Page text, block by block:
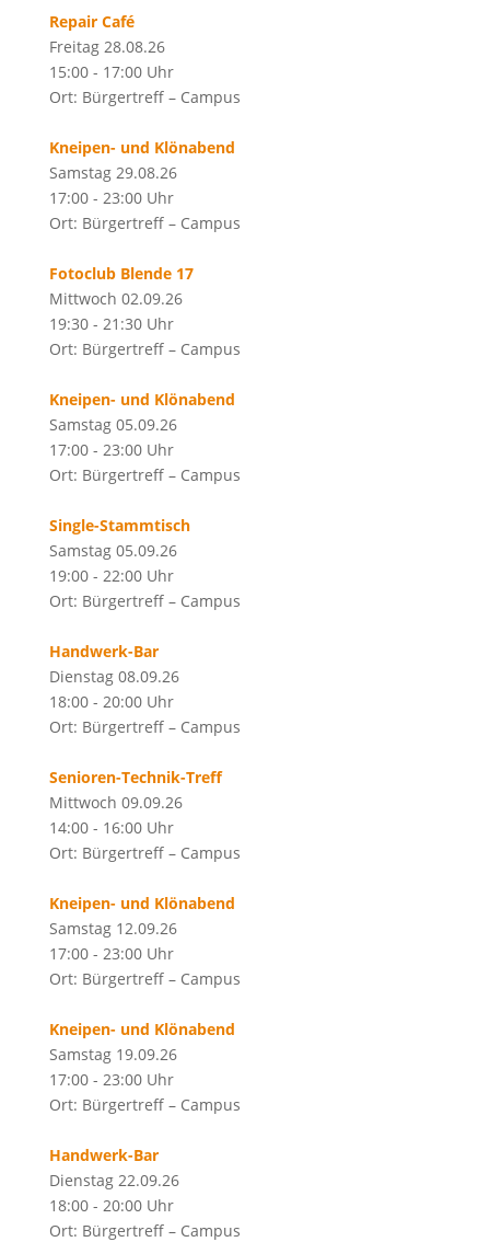
Repair Café
Freitag 28.08.26
15:00 - 17:00 Uhr
Ort: Bürgertreff – Campus
Kneipen- und Klönabend
Samstag 29.08.26
17:00 - 23:00 Uhr
Ort: Bürgertreff – Campus
Fotoclub Blende 17
Mittwoch 02.09.26
19:30 - 21:30 Uhr
Ort: Bürgertreff – Campus
Kneipen- und Klönabend
Samstag 05.09.26
17:00 - 23:00 Uhr
Ort: Bürgertreff – Campus
Single-Stammtisch
Samstag 05.09.26
19:00 - 22:00 Uhr
Ort: Bürgertreff – Campus
Handwerk-Bar
Dienstag 08.09.26
18:00 - 20:00 Uhr
Ort: Bürgertreff – Campus
Senioren-Technik-Treff
Mittwoch 09.09.26
14:00 - 16:00 Uhr
Ort: Bürgertreff – Campus
Kneipen- und Klönabend
Samstag 12.09.26
17:00 - 23:00 Uhr
Ort: Bürgertreff – Campus
Kneipen- und Klönabend
Samstag 19.09.26
17:00 - 23:00 Uhr
Ort: Bürgertreff – Campus
Handwerk-Bar
Dienstag 22.09.26
18:00 - 20:00 Uhr
Ort: Bürgertreff – Campus